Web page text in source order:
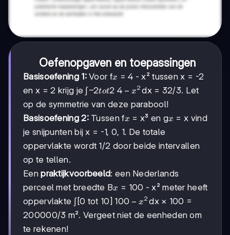
Oefenopgaven en toepassingen
Basisoefening 1:Voor fx
x = 4 - x² tussen x = -2
en x = 2 krijg je ∫-2
tot
2
−2tot2 4
-
x²
4 − x2 dx = 32/3. Let
op de symmetrie van deze parabool!
Basisoefening 2:Tussen fx
x = x³ en gx
x = x vind
je snijpunten bij x = -1, 0, 1. De totale
oppervlakte wordt 1/2 door beide intervallen
op te tellen.
Eenpraktijkvoorbeeld: een Nederlands
perceel met breedte Bx
x = 100 - x² meter heeft
oppervlakte ∫[0 tot 10] 100
- x²
100 − x2 dx × 100 =
200000/3 m². Vergeet niet de eenheden om
te rekenen!